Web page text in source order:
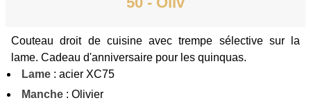
Couteau droit de cuisine avec trempe sélective sur la
lame. Cadeau d'anniversaire pour les quinquas.
Lame : acier XC75
Manche : Olivier